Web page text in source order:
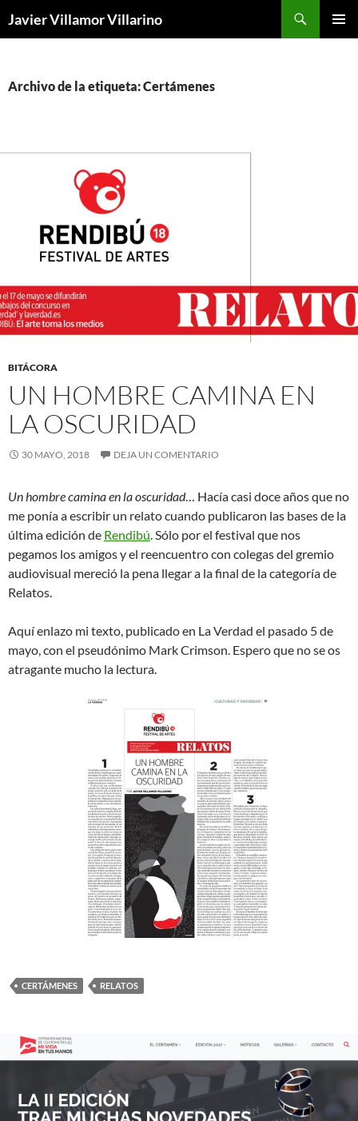
Javier Villamor Villarino
Archivo de la etiqueta: Certámenes
BITÁCORA
UN HOMBRE CAMINA EN
LA OSCURIDAD
30 MAYO, 2018 DEJA UN COMENTARIO
Un hombre camina en la oscuridad… Hacía casi doce años que no
me ponía a escribir un relato cuando publicaron las bases de la
última edición de Rendibú. Sólo por el festival que nos
pegamos los amigos y el reencuentro con colegas del gremio
audiovisual mereció la pena llegar a la final de la categoría de
Relatos.
Aquí enlazo mi texto, publicado en La Verdad el pasado 5 de
mayo, con el pseudónimo Mark Crimson. Espero que no se os
atragante mucho la lectura.
CERTÁMENES RELATOS